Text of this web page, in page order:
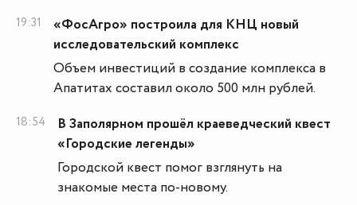
19:31
«ФосАгро» построила для КНЦ новый
исследовательский комплекс
Объем инвестиций в создание комплекса в
Апатитах составил около 500 млн рублей.
18:54
В Заполярном прошёл краеведческий квест
«Городские легенды»
Городской квест помог взглянуть на
знакомые места по-новому.